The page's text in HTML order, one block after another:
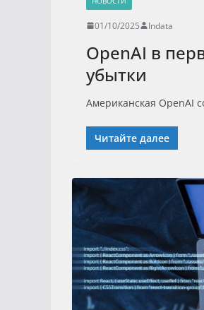
01/10/2025 Indata
OpenAI в
убытки
Американская OpenAI
Читайте далее